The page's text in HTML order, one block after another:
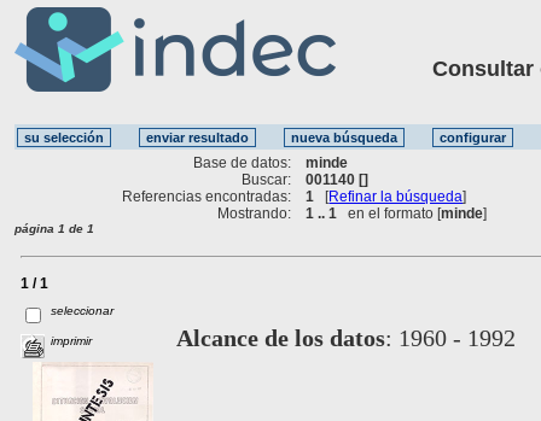
Consultar
Base de datos:
minde
Buscar:
001140 []
Referencias encontradas:
1 [Refinar la búsqueda]
Mostrando:
1 .. 1 en el formato [minde]
página 1 de 1
1 / 1
seleccionar
imprimir Alcance de los datos: 1960 - 1992